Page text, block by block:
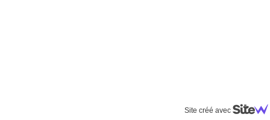
Site créé avec